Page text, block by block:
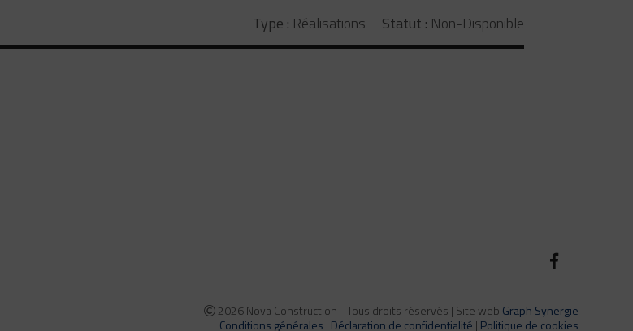
Type : Réalisations Statut : Non-Disponible
2026 Nova Construction - Tous droits réservés | Site web Graph Synergie
Conditions générales | Déclaration de confidentialité | Politique de cookies